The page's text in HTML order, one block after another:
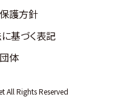
護方針
基づく表記
体
All Rights Reserved